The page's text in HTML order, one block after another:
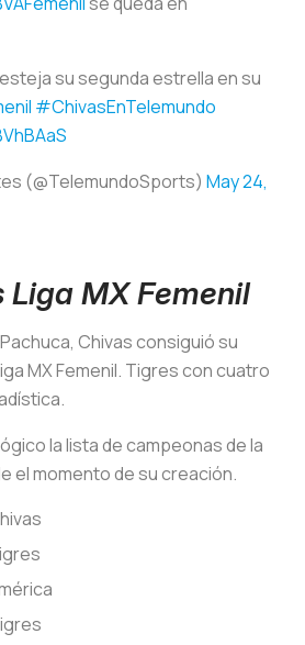
su segunda estrella en su
#ChivasEnTelemundo
(@TelemundoSports) May 24,
Liga MX Femenil
Chivas consiguió su
MX Femenil. Tigres con cuatro
la lista de campeonas de la
el momento de su creación.